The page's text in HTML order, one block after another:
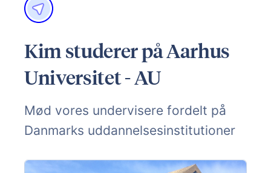
Kim studerer på Aarhus
Universitet - AU
Mød vores undervisere fordelt på
Danmarks uddannelsesinstitutioner